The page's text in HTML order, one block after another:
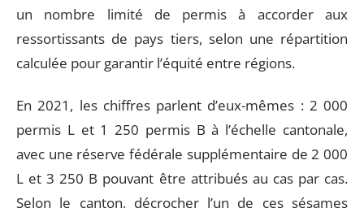
un nombre limité de permis à accorder aux
ressortissants de pays tiers, selon une répartition
calculée pour garantir l’équité entre régions.
En 2021, les chiffres parlent d’eux-mêmes : 2 000
permis L et 1 250 permis B à l’échelle cantonale,
avec une réserve fédérale supplémentaire de 2 000
L et 3 250 B pouvant être attribués au cas par cas.
Selon le canton, décrocher l’un de ces sésames